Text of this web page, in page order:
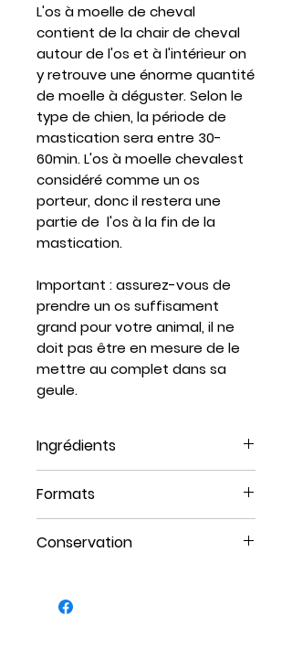
L'os à moelle de cheval
contient de la chair de cheval
autour de l'os et à l'intérieur on
y retrouve une énorme quantité
de moelle à déguster. Selon le
type de chien, la période de
mastication sera entre 30-
60min. L'os à moelle chevalest
considéré comme un os
porteur, donc il restera une
partie de l'os à la fin de la
mastication.
Important : assurez-vous de
prendre un os suffisament
grand pour votre animal, il ne
doit pas être en mesure de le
mettre au complet dans sa
geule.
Ingrédients
Formats
4 unités \ sac
2 unités \ sac
Conservation